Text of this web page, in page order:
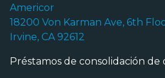
Americor
18200 Von Karman Ave, 6th
Irvine, CA 92612
Préstamos de consolidación de